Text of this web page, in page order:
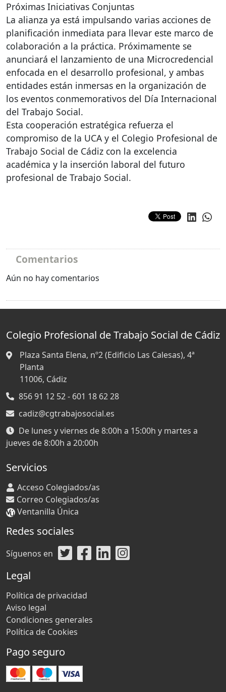
Próximas Iniciativas Conjuntas
La alianza ya está impulsando varias acciones de
planificación inmediata para llevar este marco de
colaboración a la práctica. Próximamente se
anunciará el lanzamiento de una Microcredencial
enfocada en el desarrollo profesional, y ambas
entidades están inmersas en la organización de
los eventos conmemorativos del Día Internacional
del Trabajo Social.
Esta cooperación estratégica refuerza el
compromiso de la UCA y el Colegio Profesional de
Trabajo Social de Cádiz con la excelencia
académica y la inserción laboral del futuro
profesional de Trabajo Social.
Comentarios
Aún no hay comentarios
Colegio Profesional de Trabajo Social de Cádiz
Plaza Santa Elena, nº2 (Edificio Las Calesas), 4ª
Planta
11006, Cádiz
856 91 12 52 - 601 18 62 28
cadiz@cgtrabajosocial.es
De lunes y viernes de 8:00h a 15:00h y martes a
jueves de 8:00h a 20:00h
Servicios
Acceso Colegiados/as
Correo Colegiados/as
Ventanilla Única
Redes sociales
Síguenos en
Legal
Política de privacidad
Aviso legal
Condiciones generales
Política de Cookies
Pago seguro